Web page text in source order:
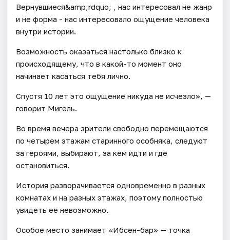
Вернувшиеся&amp;rdquo; , нас интересовал не жанр
и не форма - нас интересовало ощущение человека
внутри истории.
Возможность оказаться настолько близко к
происходящему, что в какой-то момент оно
начинает касаться тебя лично.
Спустя 10 лет это ощущение никуда не исчезло», —
говорит Мигель.
Во время вечера зрители свободно перемещаются
по четырем этажам старинного особняка, следуют
за героями, выбирают, за кем идти и где
остановиться.
История разворачивается одновременно в разных
комнатах и на разных этажах, поэтому полностью
увидеть её невозможно.
Особое место занимает «Ибсен-бар» — точка